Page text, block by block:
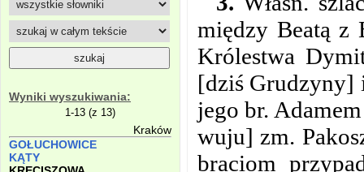
Wyniki wyszukiwania:
1-13 (z 13)
Kraków
GOŁUCHOWICE
KĄTY
między Beatą z
Królestwa
[dziś Grudzyny]
jego br.
wuju] zm.
braciom